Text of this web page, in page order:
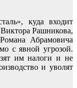
куда входит
Рашникова,
Абрамовича
с явной угрозой.
им налоги и не
и уволят